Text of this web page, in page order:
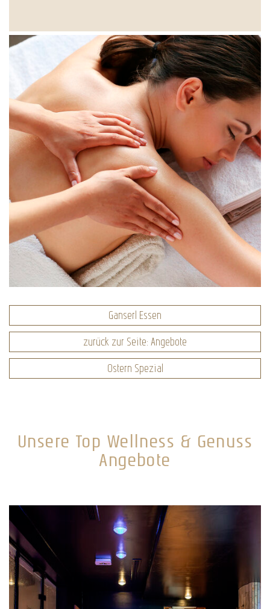
Ganserl Essen
zurück zur Seite: Angebote
Ostern Spezial
Unsere Top Wellness & Genuss
Angebote